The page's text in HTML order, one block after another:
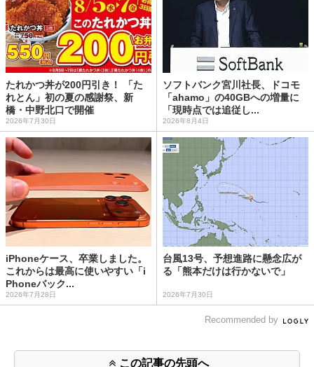
たれかつ丼が200円引き！ 「た
れとん」初の夏の感謝祭、新
橋・中野北口で開催
2026年7月30日
ソフトバンク宮川社長、ドコモ
「ahamo」の40GBへの増量に
「現時点では追従し...
2026年8月4日
iPhoneケース、卒業しました。
これからは最高に使いやすい「i
Phoneバック...
2026年7月28日
台風13号、予想進路に懸念広が
る「熊本だけは行かないで」
2026年7月30日
Recommended by
この記事の先頭へ